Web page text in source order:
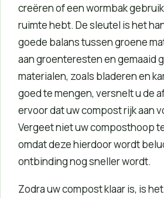
creëren of een wormbak
ruimte hebt. De sleutel is het
goede balans tussen groene
aan groenteresten en gemaaid
materialen, zoals bladeren en
goed te mengen, versnelt u de
ervoor dat uw compost rijk aan
Vergeet niet uw composthoop
omdat deze hierdoor wordt
ontbinding nog sneller wordt.
Zodra uw compost klaar is, is